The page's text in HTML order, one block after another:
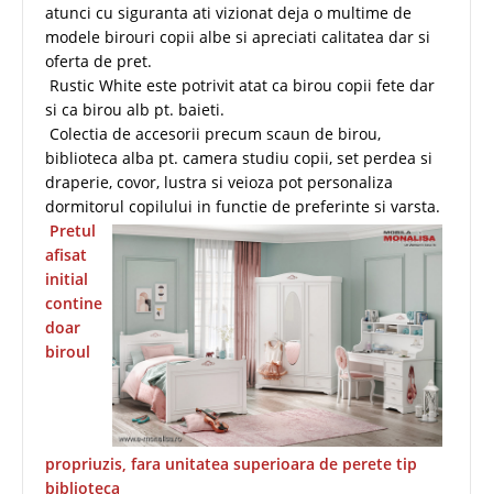
atunci cu siguranta ati vizionat deja o multime de
modele birouri copii albe si apreciati calitatea dar si
oferta de pret.
Rustic White este potrivit atat ca birou copii fete dar
si ca birou alb pt. baieti.
Colectia de accesorii precum scaun de birou,
biblioteca alba pt. camera studiu copii, set perdea si
draperie, covor, lustra si veioza pot personaliza
dormitorul copilului in functie de preferinte si varsta.
Pretul
afisat
initial
contine
doar
biroul
propriuzis, fara unitatea superioara de perete tip
biblioteca